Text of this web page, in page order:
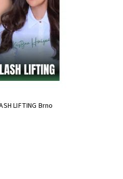
MASTERCLASS KOREJSKÝ LASH LIFTING Brno